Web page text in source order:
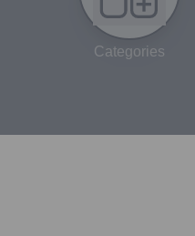
Categories